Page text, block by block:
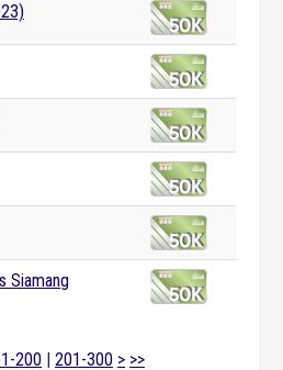
Siamang
200 | 201-300 > >>